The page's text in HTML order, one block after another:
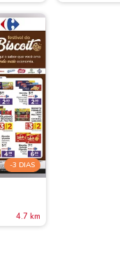
-3 DIAS
4.7 km